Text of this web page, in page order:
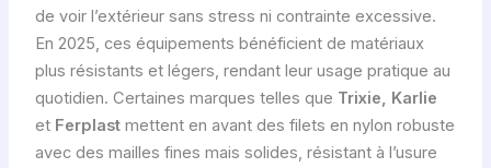
de voir l’extérieur sans stress ni contrainte excessive.
En 2025, ces équipements bénéficient de matériaux
plus résistants et légers, rendant leur usage pratique au
quotidien. Certaines marques telles que Trixie, Karlie
et Ferplastmettent en avant des filets en nylon robuste
avec des mailles fines mais solides, résistant à l’usure